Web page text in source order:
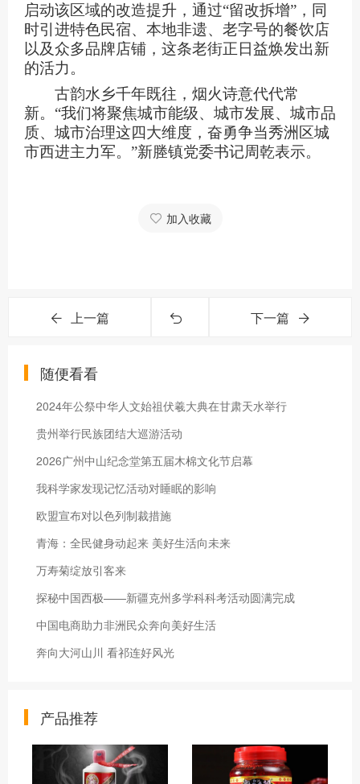
启动该区域的改造提升，通过“留改拆增”，同
时引进特色民宿、本地非遗、老字号的餐饮店
以及众多品牌店铺，这条老街正日益焕发出新
的活力。
古韵水乡千年既往，烟火诗意代代常
新。“我们将聚焦城市能级、城市发展、城市品
质、城市治理这四大维度，奋勇争当秀洲区城
市西进主力军。”新塍镇党委书记周乾表示。
加入收藏
上一篇 下一篇
随便看看
2024年公祭中华人文始祖伏羲大典在甘肃天水举行
贵州举行民族团结大巡游活动
2026广州中山纪念堂第五届木棉文化节启幕
我科学家发现记忆活动对睡眠的影响
欧盟宣布对以色列制裁措施
青海：全民健身动起来 美好生活向未来
万寿菊绽放引客来
探秘中国西极——新疆克州多学科科考活动圆满完成
中国电商助力非洲民众奔向美好生活
奔向大河山川 看祁连好风光
产品推荐